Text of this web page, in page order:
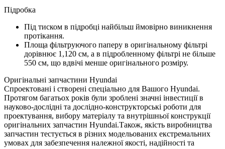
Підробка
Під тиском в підробці найбільш ймовірно виникнення
протікання.
Площа фільтруючого паперу в оригінальному фільтрі
дорівнює 1,120 см, а в підробленному фільтрі не більше
550 см, що вдвічі менше оригінального розміру.
Оригінальні запчастини Hyundai
Спроектовані і створені спеціально для Вашого Hyundai.
Протягом багатьох років були зроблені значні інвестиції в
науково-дослідні та дослідно-конструкторські роботи для
проектування, вибору матеріалу та внутрішньої конструкції
оригінальних запчастин Hyundai.Також, якість виробництва
запчастин тестується в різних модельованих екстремальних
умовах для забезпечення належної якості, надійності та